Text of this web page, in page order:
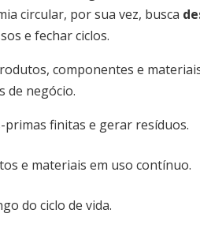
circular, por sua vez, busca
e fechar ciclos.
componentes e
de negócio.
finitas e gerar resíduos.
e materiais em uso contínuo.
do ciclo de vida.